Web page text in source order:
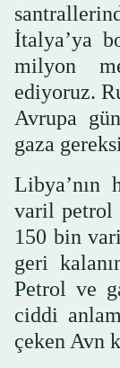
İtalya’ya
milyon
ediyoruz.
Avrupa
gaza
Libya’nın
varil petrol
150 bin
geri
Petrol ve
ciddi
çeken Avn